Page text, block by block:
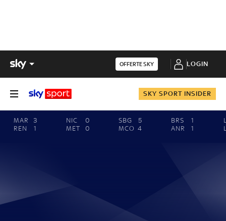
OFFERTE SKY LOGIN
SKY SPORT INSIDER
MAR
3
REN
1
NIC
0
MET
0
SBG
5
MCO 4
BRS
1
ANR
1